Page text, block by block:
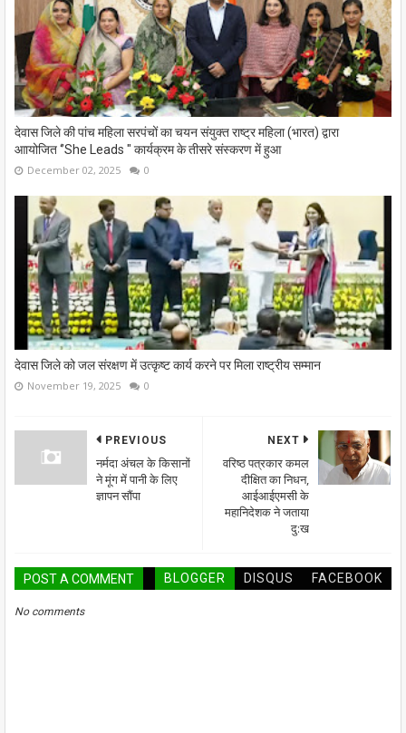
देवास जिले की पांच महिला सरपंचों का चयन संयुक्त राष्ट्र महिला (भारत) द्वारा
आायोजित ‘’She Leads " कार्यक्रम के तीसरे संस्‍करण में हुआ
December 02, 2025 0
देवास जिले को जल संरक्षण में उत्कृष्ट कार्य करने पर मिला राष्ट्रीय सम्मान
November 19, 2025 0
NEXT
वरिष्ठ पत्रकार कमल
दीक्षित का निधन,
आईआईएमसी के
महानिदेशक ने जताया
दु:ख
PREVIOUS
नर्मदा अंचल के किसानों
ने मूंग में पानी के लिए
ज्ञापन सौंपा
POST A COMMENT BLOGGER DISQUS FACEBOOK
No comments